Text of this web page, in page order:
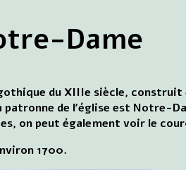
Dame
du XIIIe siècle, construit
patronne de l'église est Notre-
on peut également voir le
1700.